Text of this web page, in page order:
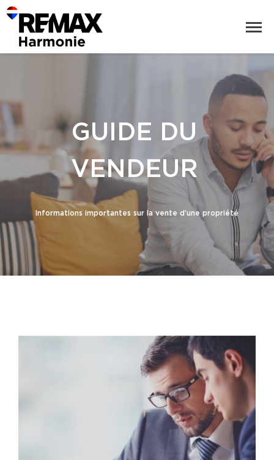
GUIDE DU
VENDEUR
Informations importantes sur la vente d’une propriété